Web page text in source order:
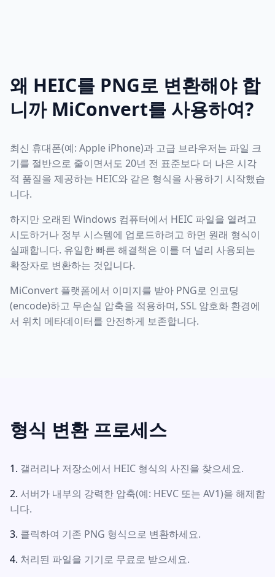
왜 HEIC를 PNG로 변환해야 합
니까 MiConvert를 사용하여?
최신 휴대폰(예: Apple iPhone)과 고급 브라우저는 파일 크
기를 절반으로 줄이면서도 20년 전 표준보다 더 나은 시각
적 품질을 제공하는 HEIC와 같은 형식을 사용하기 시작했습
니다.
하지만 오래된 Windows 컴퓨터에서 HEIC 파일을 열려고
시도하거나 정부 시스템에 업로드하려고 하면 원래 형식이
실패합니다. 유일한 빠른 해결책은 이를 더 널리 사용되는
확장자로 변환하는 것입니다.
MiConvert 플랫폼에서 이미지를 받아 PNG로 인코딩
(encode)하고 무손실 압축을 적용하며, SSL 암호화 환경에
서 위치 메타데이터를 안전하게 보존합니다.
형식 변환 프로세스
갤러리나 저장소에서 HEIC 형식의 사진을 찾으세요.
서버가 내부의 강력한 압축(예: HEVC 또는 AV1)을 해제합
니다.
클릭하여 기존 PNG 형식으로 변환하세요.
처리된 파일을 기기로 무료로 받으세요.